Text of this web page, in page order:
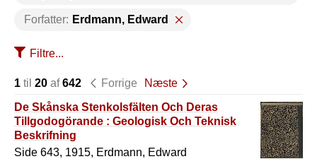
Forfatter: Erdmann, Edward
Filtre...
1 til 20 af642 Forrige
Næste
De Skånska Stenkolsfälten Och Deras
Tillgodogörande : Geologisk Och Teknisk
Beskrifning
Side 643, 1915, Erdmann, Edward